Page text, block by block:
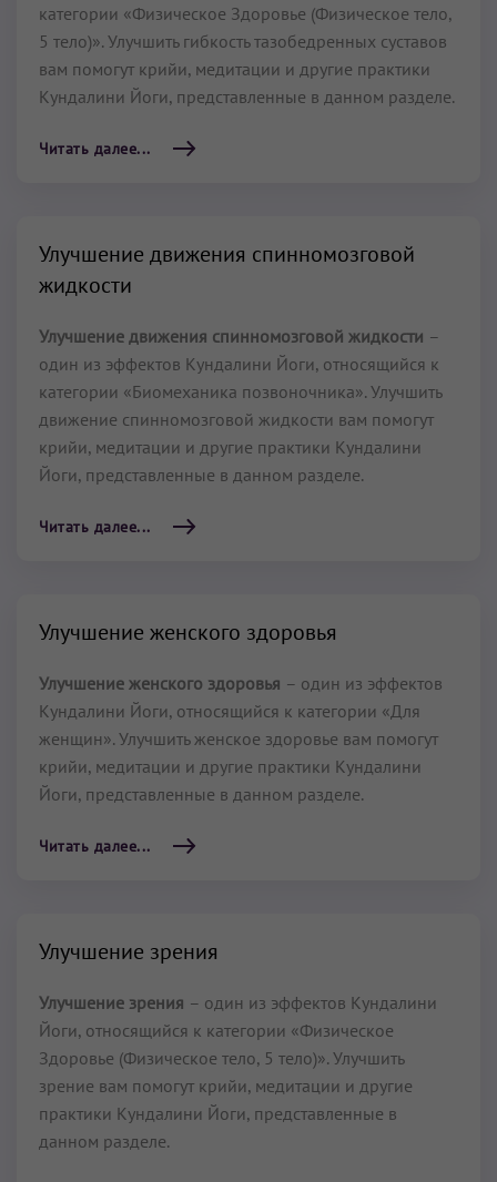
категории «Физическое Здоровье (Физическое тело,
5 тело)». Улучшить гибкость тазобедренных суставов
вам помогут крийи, медитации и другие практики
Кундалини Йоги, представленные в данном разделе.
Читать далее...
Улучшение движения спинномозговой
жидкости
Улучшение движения спинномозговой жидкости –
один из эффектов Кундалини Йоги, относящийся к
категории «Биомеханика позвоночника». Улучшить
движение спинномозговой жидкости вам помогут
крийи, медитации и другие практики Кундалини
Йоги, представленные в данном разделе.
Читать далее...
Улучшение женского здоровья
Улучшение женского здоровья – один из эффектов
Кундалини Йоги, относящийся к категории «Для
женщин». Улучшить женское здоровье вам помогут
крийи, медитации и другие практики Кундалини
Йоги, представленные в данном разделе.
Читать далее...
Улучшение зрения
Улучшение зрения – один из эффектов Кундалини
Йоги, относящийся к категории «Физическое
Здоровье (Физическое тело, 5 тело)». Улучшить
зрение вам помогут крийи, медитации и другие
практики Кундалини Йоги, представленные в
данном разделе.